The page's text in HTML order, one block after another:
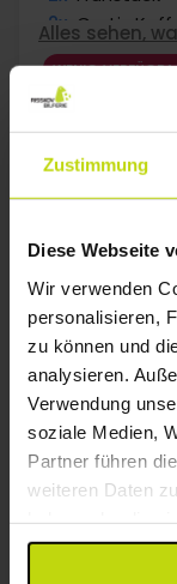
Zustimmung
Diese Webseite
Wir verwenden
personalisieren,
zu können und
analysieren.
Verwendung
soziale Medien,
Partner führen
weiteren Daten
gesammelt
2x Gratis
2x Gratis
∞
Alles sehen,
WENIG
Aug
Modernes
Four Points
8